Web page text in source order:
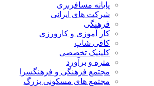
پایانه مسافربری
شرکت های ایرانی
فرهنگی
کار آموزی و کارورزی
کافی شاپ
کلینیک تخصصی
متره و برآورد
مجتمع فرهنگی و فرهنگسرا
مجتمع های مسکونی بزرگ